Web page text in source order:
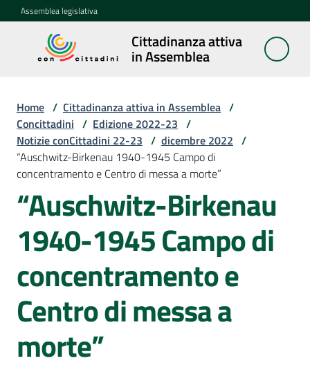
Vai al contenuto
Vai alla navigazione
Vai al footer
Assemblea legislativa
Cittadinanza attiva
in Assemblea
Cittadinanza
attiva in
Concittadini
Menu selezionato
Porte
aperte
Assemblea
itineranti
Percorsi
memoria
Home / Cittadinanza attiva in Assemblea /
Concittadini / Edizione 2022-23 /
Notizie conCittadini 22-23 / dicembre 2022 /
“Auschwitz-Birkenau 1940-1945 Campo di
concentramento e Centro di messa a morte”
“Auschwitz-Birkenau
1940-1945 Campo di
concentramento e
Centro di messa a
morte”